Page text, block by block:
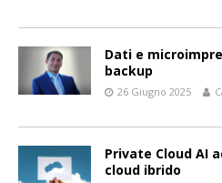
Dati e
backup
26 Giugno 2025
Private Cloud AI
cloud ibrido